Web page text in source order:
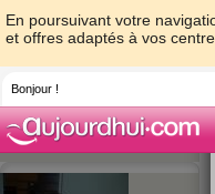
En poursuivant votre
et offres adaptés à vos
Bonjour !